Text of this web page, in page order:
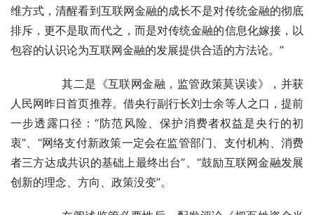
维方式，清醒看到互联网金融的成长不是对传统金融的彻底
排斥，更不是取而代之，而是对传统金融的信息化嫁接，以
包容的认识论为互联网金融的发展提供合适的方法论。”
人民网昨日首页推荐。借央行副行长刘士余等人之口，提前
一步透露口径：“防范风险、保护消费者权益是央行的初
衷”、“网络支付新政策一定会在监管部门、支付机构、消费
者三方达成共识的基础上最终出台”、“鼓励互联网金融发展
创新的理念、方向、政策没变”。